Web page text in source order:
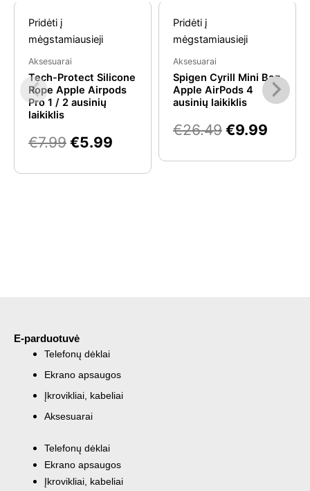
Panašios prekės
Pridėti į
mėgstamiausieji
Aksesuarai
Tech-Protect Silicone
Rope Apple Airpods
Pro 1 / 2 ausinių
laikiklis
€7.99
was:
€7.99.
€5.99
Current
Pridėti į
mėgstamiausieji
Aksesuarai
Spigen Cyrill Mini Bag
Apple AirPods 4
ausinių laikiklis
€26.49
was:
€9.99
E-parduotuvė
Telefonų dėklai
Ekrano apsaugos
Įkrovikliai, kabeliai
Aksesuarai
Telefonų dėklai
Ekrano apsaugos
Įkrovikliai, kabeliai